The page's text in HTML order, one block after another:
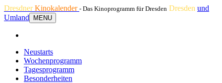
DresdnerKinokalender - Das Kinoprogramm für Dresden Dresden und
Umland
MENU
Neustarts
Wochenprogramm
Tagesprogramm
Besonderheiten